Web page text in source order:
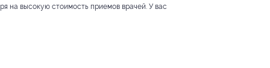
на высокую стоимость приемов врачей. У вас